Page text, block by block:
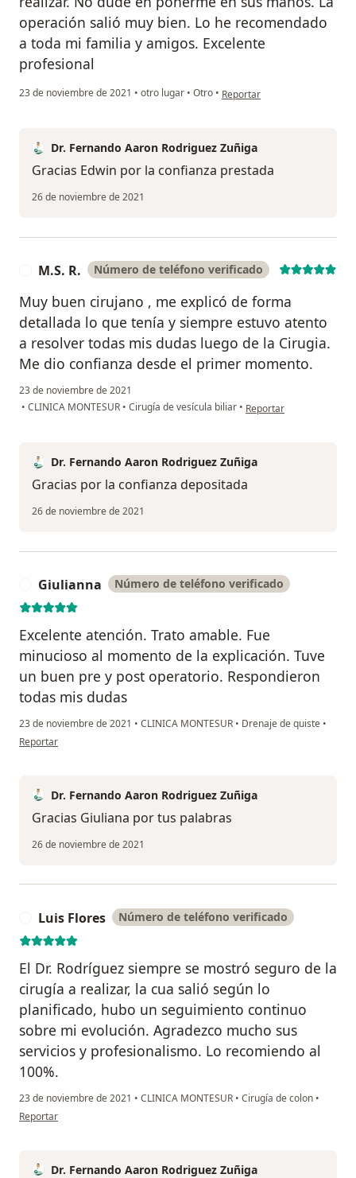
operación salió muy bien. Lo he recomendado
a toda mi familia y amigos. Excelente
profesional
23 de noviembre de 2021 • otro lugar • Otro • en opinión del usuario Edwin
Reportar
Dr. Fernando Aaron Rodriguez Zuñiga
Gracias Edwin por la confianza prestada
26 de noviembre de 2021
M.S. R. Número de teléfono verificado
Muy buen cirujano , me explicó de forma
detallada lo que tenía y siempre estuvo atento
a resolver todas mis dudas luego de la Cirugia.
Me dio confianza desde el primer momento.
23 de noviembre de 2021
• CLINICA MONTESUR • Cirugía de vesícula biliar • en opinión del usuario
Reportar
Dr. Fernando Aaron Rodriguez Zuñiga
Gracias por la confianza depositada
26 de noviembre de 2021
Giulianna Número de teléfono verificado
Excelente atención. Trato amable. Fue
minucioso al momento de la explicación. Tuve
un buen pre y post operatorio. Respondieron
todas mis dudas
23 de noviembre de 2021 • CLINICA MONTESUR • Drenaje de quiste •
en opinión del usuario Giulianna
Reportar
Dr. Fernando Aaron Rodriguez Zuñiga
Gracias Giuliana por tus palabras
26 de noviembre de 2021
Luis Flores Número de teléfono verificado
El Dr. Rodríguez siempre se mostró seguro de la
cirugía a realizar, la cua salió según lo
planificado, hubo un seguimiento continuo
sobre mi evolución. Agradezco mucho sus
servicios y profesionalismo. Lo recomiendo al
100%.
23 de noviembre de 2021 • CLINICA MONTESUR • Cirugía de colon •
en opinión del usuario Luis Flores
Reportar
Dr. Fernando Aaron Rodriguez Zuñiga